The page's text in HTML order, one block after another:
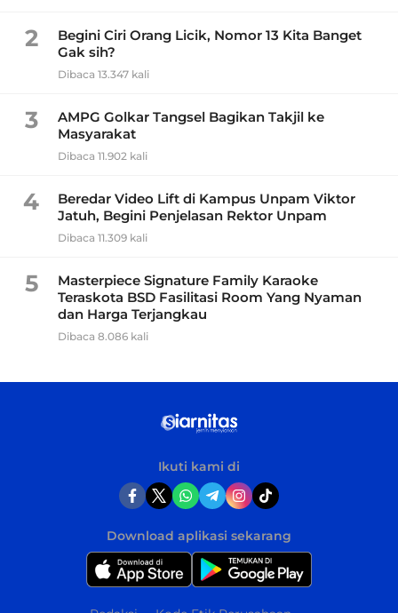
2
Begini Ciri Orang Licik, Nomor 13 Kita Banget
Gak sih?
Dibaca 13.347 kali
3
AMPG Golkar Tangsel Bagikan Takjil ke
Masyarakat
Dibaca 11.902 kali
4
Beredar Video Lift di Kampus Unpam Viktor
Jatuh, Begini Penjelasan Rektor Unpam
Dibaca 11.309 kali
5
Masterpiece Signature Family Karaoke
Teraskota BSD Fasilitasi Room Yang Nyaman
dan Harga Terjangkau
Dibaca 8.086 kali
Ikuti kami di
Download aplikasi sekarang